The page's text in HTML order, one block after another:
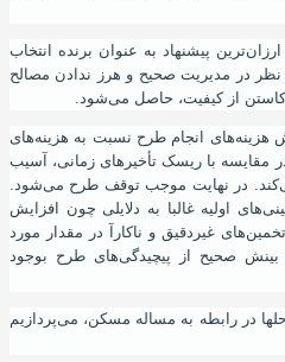
پیشنهاد به عنوان برنده انتخاب
نظر در مدیریت صحیح و هرز ندادن مصالح
از کیفیت، حاصل می‌شود.
انجام طرح نسبت به هزینه‌های
با ریسک تأخیرهای زمانی، آسیب
در نهایت موجب توقف طرح می‌شود.
اولیه غالبا به دلایلی چون افزایش
غیردقیق و ناکارآ در مقدار مورد
بینش صحیح از پیچیدگی‌های طرح بوجود
در رابطه به مساله مسکن، می‌پردازیم